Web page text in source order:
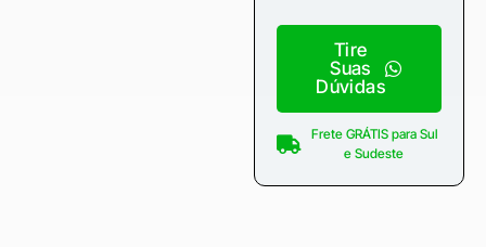
Tire
Suas
Dúvidas
Frete GRÁTIS para Sul
e Sudeste